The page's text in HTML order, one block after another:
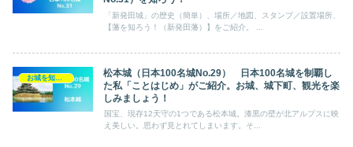
「新発田城」の歴史（簡単）、場所／地図、スタンプ／設置場所、
【藩を知ろう！（新発田藩）】をご紹介。 ...
松本城（日本100名城No.29） 日本100名城を制覇し
た私「ことはじめ」がご紹介。お城、城下町、観光を楽
しみましょう！
国宝、現存12天守の1つである松本城。漆黒の壁が北アルプスに映
え美しい。思わず見とれてしまいます。そ...